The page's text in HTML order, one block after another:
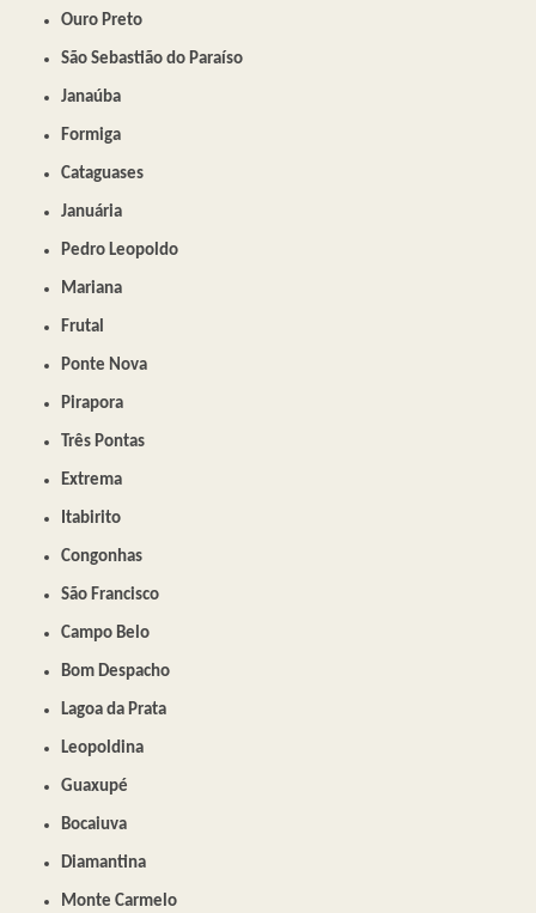
Ouro Preto
São Sebastião do Paraíso
Janaúba
Formiga
Cataguases
Januária
Pedro Leopoldo
Mariana
Frutal
Ponte Nova
Pirapora
Três Pontas
Extrema
Itabirito
Congonhas
São Francisco
Campo Belo
Bom Despacho
Lagoa da Prata
Leopoldina
Guaxupé
Bocaiuva
Diamantina
Monte Carmelo